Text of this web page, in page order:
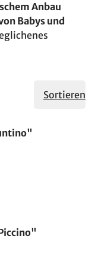
Anbau
Babys und
Sortieren